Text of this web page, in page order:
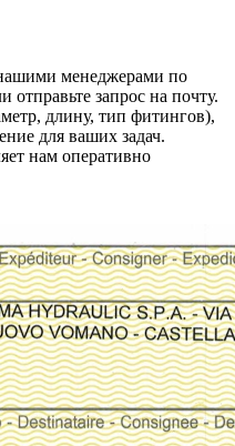
менеджерами по
отправьте запрос на почту.
длину, тип фитингов),
для ваших задач.
нам оперативно